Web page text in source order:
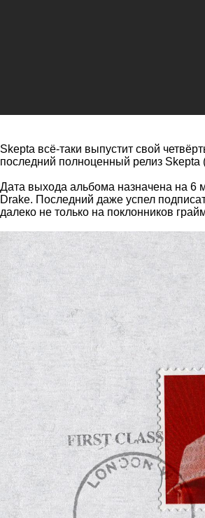
Skepta всё-таки выпустит свой
последний полноценный релиз
Дата выхода альбома назначена на 6
Drake. Последний даже успел
далеко не только на поклонников